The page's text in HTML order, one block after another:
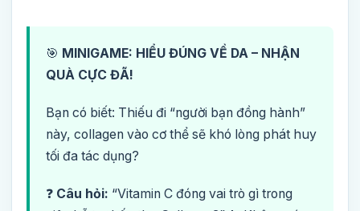
🎯 MINIGAME: HIỂU ĐÚNG VỀ DA – NHẬN
QUÀ CỰC ĐÃ!
Bạn có biết: Thiếu đi “người bạn đồng hành”
này, collagen vào cơ thể sẽ khó lòng phát huy
tối đa tác dụng?
❓ Câu hỏi: “Vitamin C đóng vai trò gì trong